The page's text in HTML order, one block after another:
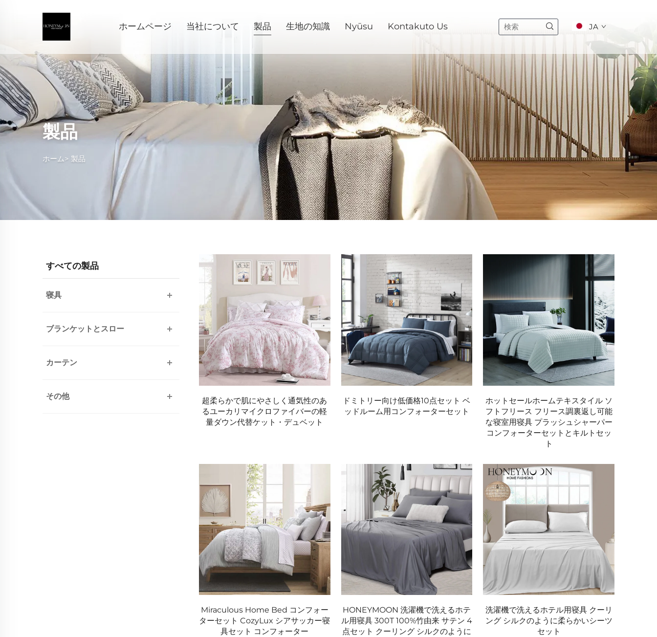
ホームページ 当社について 製品 生地の知識 Nyūsu Kontakuto Us JA
製品
ホーム> 製品
すべての製品
寝具
ブランケットとスロー
カーテン
その他
超柔らかで肌にやさしく通気性のあ
るユーカリマイクロファイバーの軽
量ダウン代替ケット・デュベット
ドミトリー向け低価格10点セット ベ
ッドルーム用コンフォーターセット
ホットセールホームテキスタイル ソ
フトフリース フリース調裏返し可能
な寝室用寝具 プラッシュシャーパー
コンフォーターセットとキルトセッ
ト
Miraculous Home Bed コンフォー
ターセット CozyLux シアサッカー寝
具セット コンフォーター
HONEYMOON 洗濯機で洗えるホテ
ル用寝具 300T 100%竹由来 サテン 4
点セット クーリング シルクのように
洗濯機で洗えるホテル用寝具 クーリ
ング シルクのように柔らかいシーツ
セット